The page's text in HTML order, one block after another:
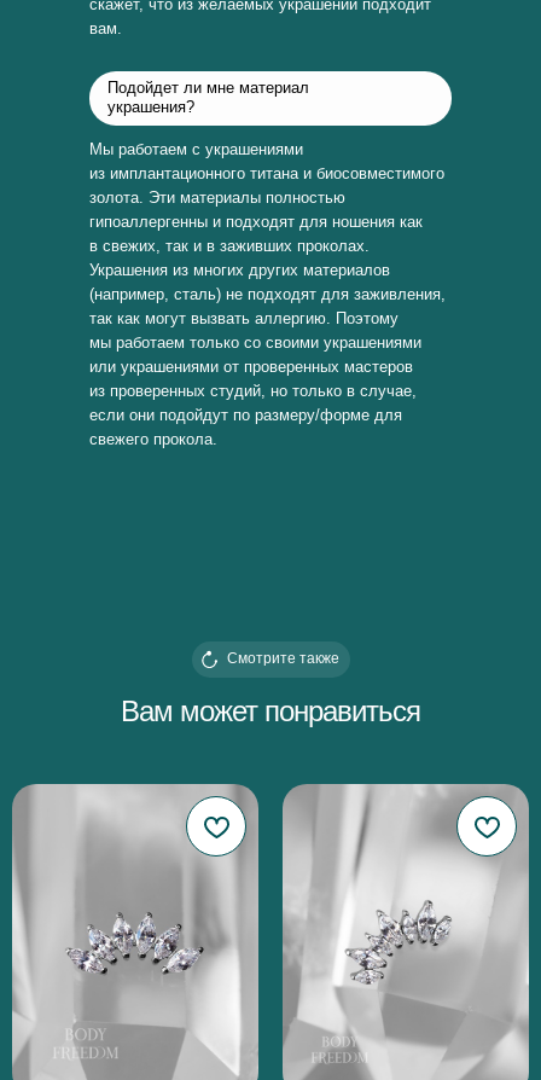
скажет, что из желаемых украшений подходит
вам.
Подойдет ли мне материал
украшения?
Мы работаем с украшениями
из имплантационного титана и биосовместимого
золота. Эти материалы полностью
гипоаллергенны и подходят для ношения как
в свежих, так и в заживших проколах.
Украшения из многих других материалов
(например, сталь) не подходят для заживления,
так как могут вызвать аллергию. Поэтому
мы работаем только со своими украшениями
или украшениями от проверенных мастеров
из проверенных студий, но только в случае,
если они подойдут по размеру/форме для
свежего прокола.
Вам может понравиться
Смотрите также